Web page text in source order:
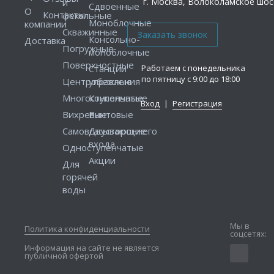
Работаем с понедельника
по пятницу с 9:00 до 18:00
Вход | Регистрация
О
компании
Доставка
Контакты
фекальные
Скважинные
Погружные
Поверхностные
Центробежные
Многоступенчатые
Вихревые
Самовсасывающие
Одноступенчатые
Для
горячей
воды
Сдвоенные
Моноблочные
Консольно-
моноблочные
Станции
управления
Консольные
Винтовые
Двустороннего
входа
Акции
Политика конфиденциальности
Информация на сайте не является
публичной офертой
Мы в
соцсетях: